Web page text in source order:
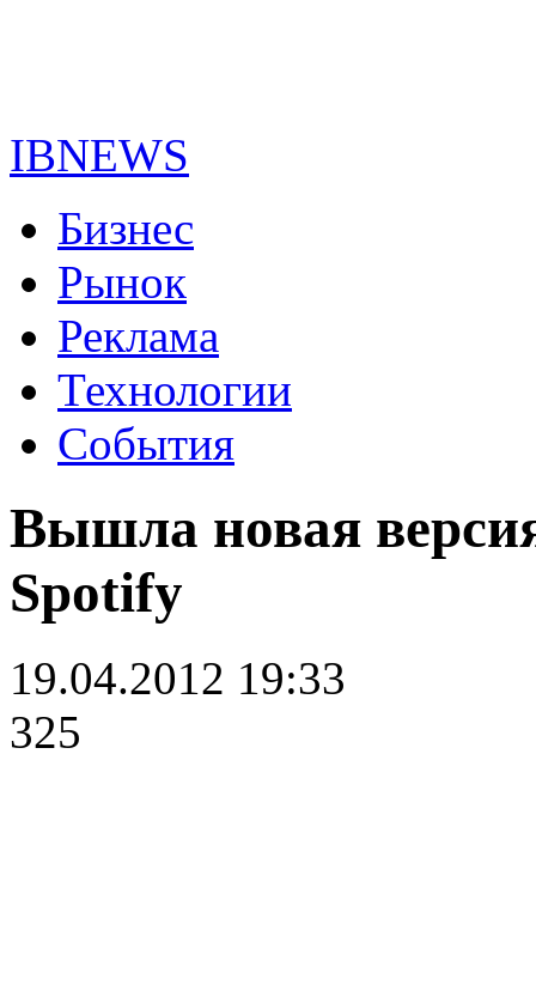
IBNEWS
Бизнес
Рынок
Реклама
Технологии
События
Вышла новая
Spotify
19.04.2012 19:33
325